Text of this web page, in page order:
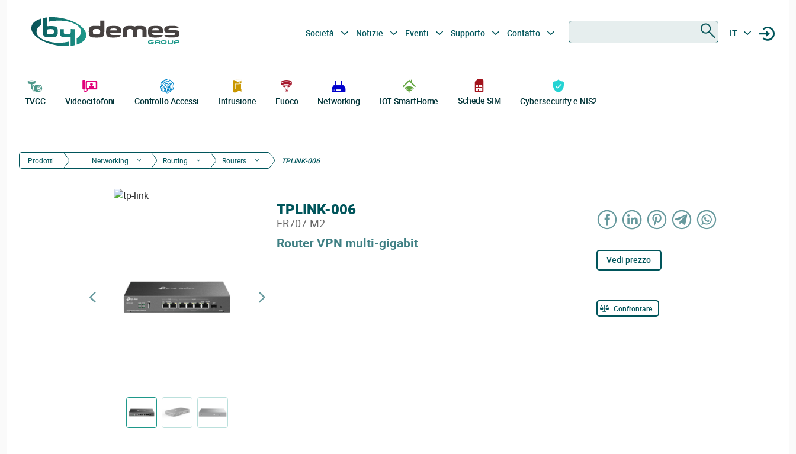
Società Notizie Eventi Supporto Contatto IT
TVCC Videocitofoni Controllo Accessi Intrusione Fuoco Networking IOT SmartHome Schede SIM Cybersecurity e NIS2
Prodotti Networking Routing Routers TPLINK-006
Router VPN multi-gigabit
TPLINK-006
ER707-M2
Vedi prezzo
Confrontare